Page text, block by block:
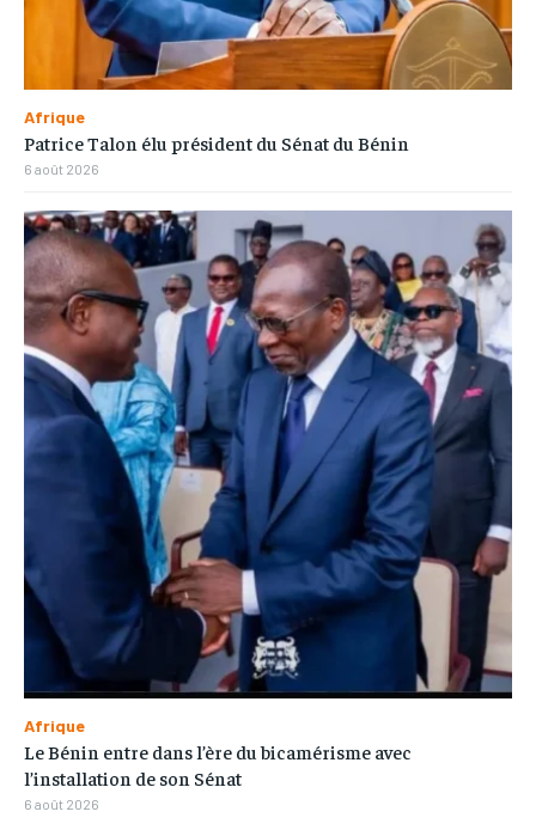
Afrique
Patrice Talon élu président du Sénat du Bénin
6 août 2026
Afrique
Le Bénin entre dans l’ère du bicamérisme avec
l’installation de son Sénat
6 août 2026